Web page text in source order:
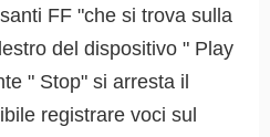
FF "che si trova sulla
del dispositivo " Play
" Stop" si arresta il
registrare voci sul